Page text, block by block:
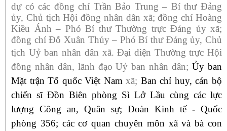
dự có các đồng chí Trần Bảo Trung – Bí thư Đảng
ủy, Chủ tịch Hội đồng nhân dân xã; đồng chí Hoàng
Kiều Ánh – Phó Bí thư Thường trực Đảng ủy xã;
đồng chí Đỗ Xuân Thủy – Phó Bí thư Đảng ủy, Chủ
tịch Uỷ ban nhân dân xã. Đại diện Thường trực Hội
đồng nhân dân, lãnh đạo Uỷ ban nhân dân;Ủy ban
Mặt trận Tổ quốc Việt Namxã; Ban chỉ huy, cán bộ
chiến sĩ Đồn Biên phòng Sì Lở Lầu cùng các lực
lượng Công an, Quân sự; Đoàn Kinh tế - Quốc
phòng 356; các cơ quan chuyên môn xã và bà con